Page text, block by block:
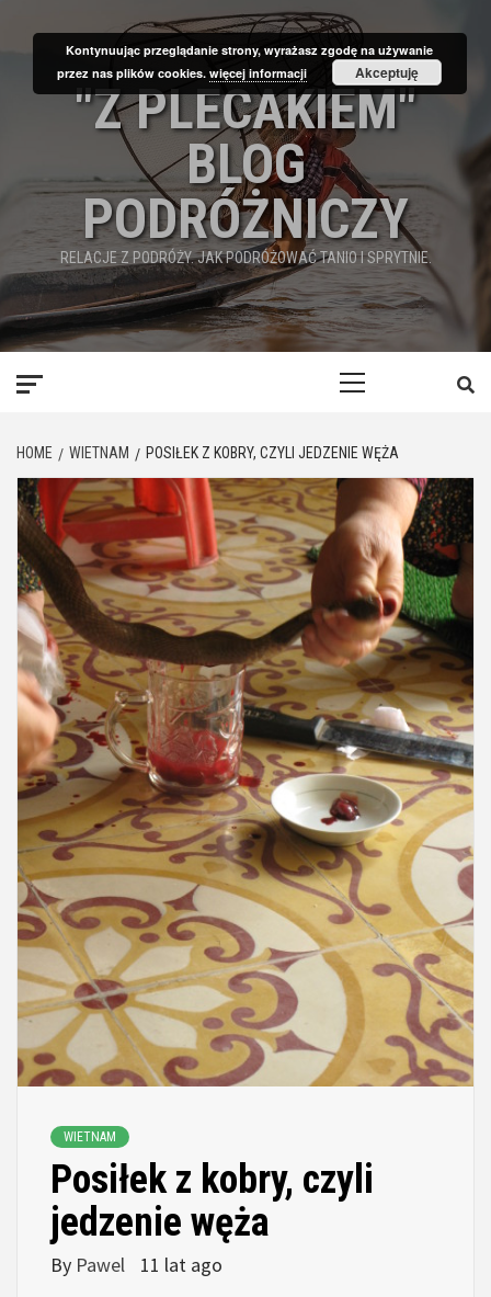
"Z PLECAKIEM"
BLOG
PODRÓŻNICZY
RELACJE Z PODRÓŻY. JAK PODRÓŻOWAĆ TANIO I SPRYTNIE.
HOME WIETNAM POSIŁEK Z KOBRY, CZYLI JEDZENIE WĘŻA
WIETNAM
Posiłek z kobry, czyli
jedzenie węża
By Pawel 11 lat ago
Kontynuując przeglądanie strony, wyrażasz zgodę na używanie
przez nas plików cookies.więcej informacji Akceptuję